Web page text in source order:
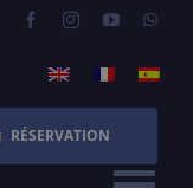
RÉSERVATION